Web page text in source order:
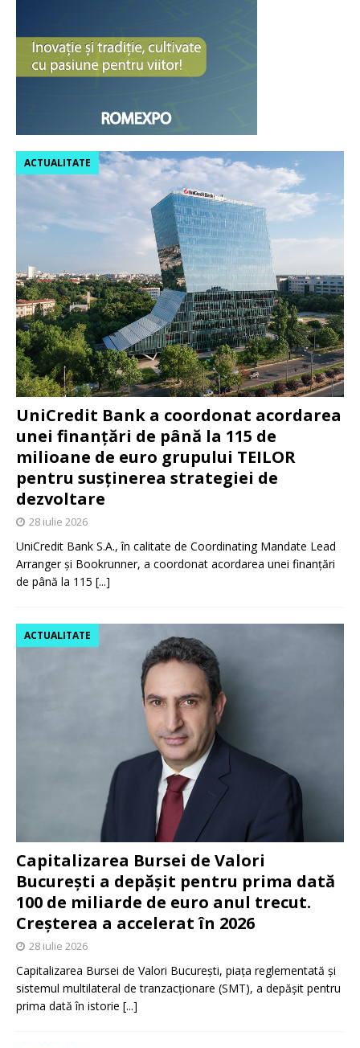
UniCredit Bank a coordonat acordarea
unei finanțări de până la 115 de
milioane de euro grupului TEILOR
pentru susținerea strategiei de
dezvoltare
ACTUALITATE
28 iulie 2026
UniCredit Bank S.A., în calitate de Coordinating Mandate Lead
Arranger și Bookrunner, a coordonat acordarea unei finanțări
de până la 115 [...]
Capitalizarea Bursei de Valori
București a depășit pentru prima dată
100 de miliarde de euro anul trecut.
Creșterea a accelerat în 2026
ACTUALITATE
28 iulie 2026
Capitalizarea Bursei de Valori București, piața reglementată și
sistemul multilateral de tranzacționare (SMT), a depășit pentru
prima dată în istorie [...]